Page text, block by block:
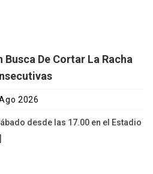
De Cortar La Racha
2026
desde las 17.00 en el Estadio